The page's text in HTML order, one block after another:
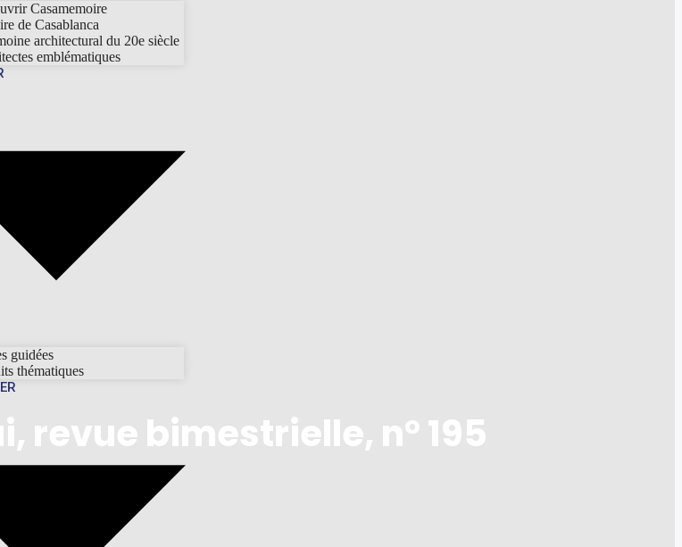
Casamemoire
de Casablanca
architectural du 20e siècle
emblématiques
guidées
thématiques
revue bimestrielle, n° 195